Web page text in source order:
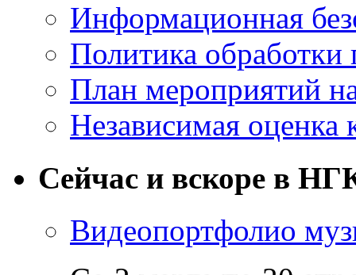
Информационная
Политика
План мероприятий
Независимая оценка
Сейчас и вскоре в
Видеопортфолио